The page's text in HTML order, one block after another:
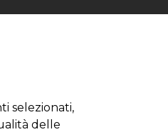
selezionati,
delle